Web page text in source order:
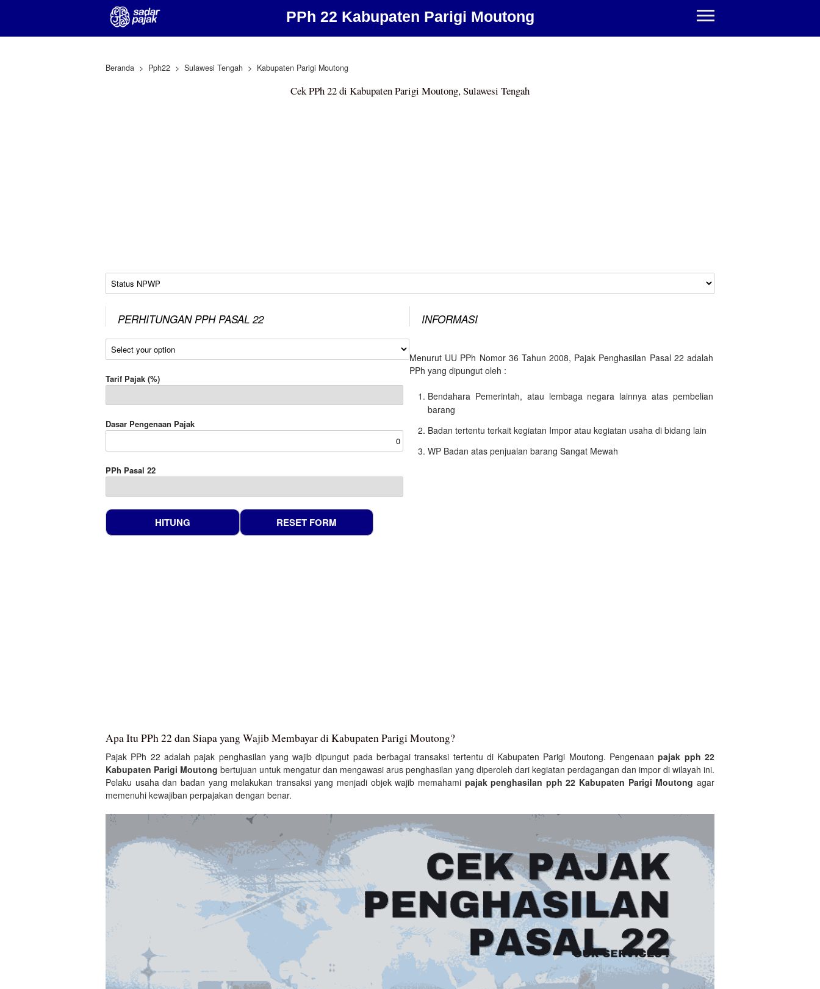
PPh 22 Kabupaten Parigi Moutong
Beranda Pph22 Sulawesi Tengah Kabupaten Parigi Moutong
Cek PPh 22 di Kabupaten Parigi Moutong, Sulawesi Tengah
Status NPWP
PERHITUNGAN PPH PASAL 22
Jenis Pajak
Tarif Pajak (%)
Dasar Pengenaan Pajak
PPh Pasal 22
INFORMASI
Menurut UU PPh Nomor 36 Tahun 2008, Pajak Penghasilan Pasal 22 adalah
PPh yang dipungut oleh :
Bendahara Pemerintah, atau lembaga negara lainnya atas pembelian
barang
Badan tertentu terkait kegiatan Impor atau kegiatan usaha di bidang lain
WP Badan atas penjualan barang Sangat Mewah
Apa Itu PPh 22 dan Siapa yang Wajib Membayar di Kabupaten Parigi Moutong?
Pajak PPh 22 adalah pajak penghasilan yang wajib dipungut pada berbagai transaksi tertentu di Kabupaten Parigi Moutong. Pengenaanpajak pph 22
Kabupaten Parigi Moutong bertujuan untuk mengatur dan mengawasi arus penghasilan yang diperoleh dari kegiatan perdagangan dan impor di wilayah ini.
Pelaku usaha dan badan yang melakukan transaksi yang menjadi objek wajib memahami pajak penghasilan pph 22 Kabupaten Parigi Moutong agar
memenuhi kewajiban perpajakan dengan benar.